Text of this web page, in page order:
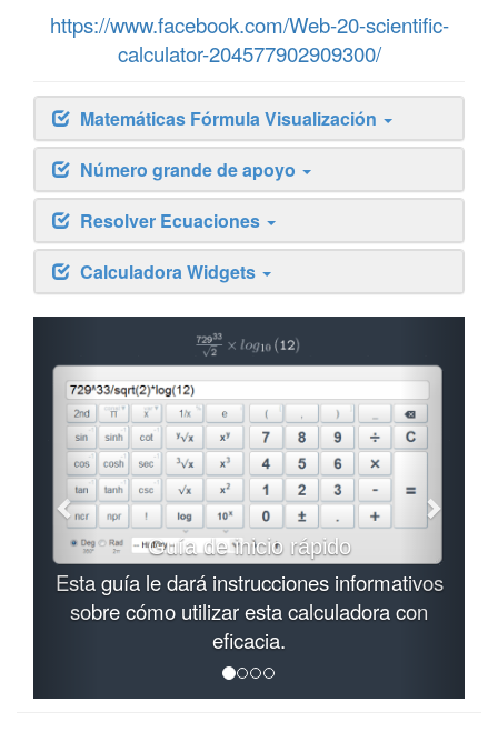
https://www.facebook.com/Web-20-scientific-
calculator-204577902909300/
Matemáticas Fórmula Visualización
Número grande de apoyo
Resolver Ecuaciones
Calculadora Widgets
Guía de inicio rápido
Esta guía le dará instrucciones informativos
sobre cómo utilizar esta calculadora con
eficacia.